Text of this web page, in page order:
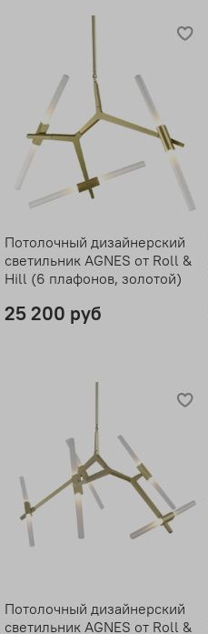
Потолочный дизайнерский
светильник AGNES от Roll &
Hill (6 плафонов, золотой)
25 200 руб
Потолочный дизайнерский
светильник AGNES от Roll &